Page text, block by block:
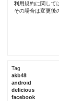
利用規約に関して
その場合は変更後
Tag
akb48
android
delicious
facebook